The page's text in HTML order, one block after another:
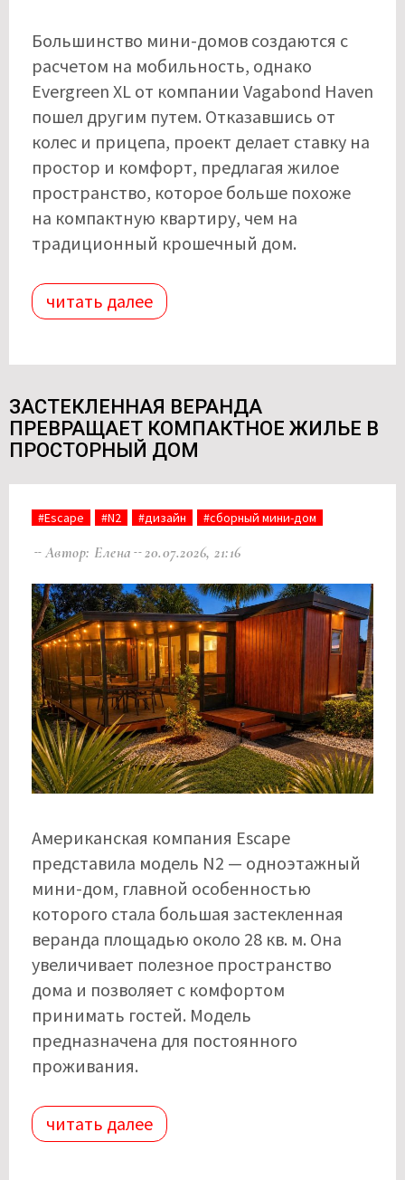
Большинство мини-домов создаются с
расчетом на мобильность, однако
Evergreen XL от компании Vagabond Haven
пошел другим путем. Отказавшись от
колес и прицепа, проект делает ставку на
простор и комфорт, предлагая жилое
пространство, которое больше похоже
на компактную квартиру, чем на
традиционный крошечный дом.
читать далее
ЗАСТЕКЛЕННАЯ ВЕРАНДА
ПРЕВРАЩАЕТ КОМПАКТНОЕ ЖИЛЬЕ В
ПРОСТОРНЫЙ ДОМ
#Escape #N2 #дизайн #сборный мини-дом
Автор: Елена 20.07.2026, 21:16
Американская компания Escape
представила модель N2 — одноэтажный
мини-дом, главной особенностью
которого стала большая застекленная
веранда площадью около 28 кв. м. Она
увеличивает полезное пространство
дома и позволяет с комфортом
принимать гостей. Модель
предназначена для постоянного
проживания.
читать далее